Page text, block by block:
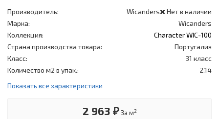
Нет в наличии
Производитель:
Wicanders
Марка:
Wicanders
Коллекция:
Character WIC-100
Страна производства товара:
Португалия
Класс:
31 класс
Количество м2 в упак.:
2.14
Показать все характеристики
2 963 ₽ За м2